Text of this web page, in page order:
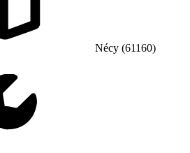
Nécy (61160)